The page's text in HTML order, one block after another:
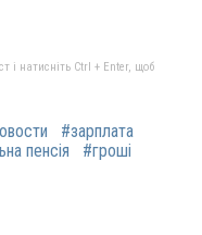
і натисніть Ctrl + Enter, щоб
#зарплата
пенсія #гроші